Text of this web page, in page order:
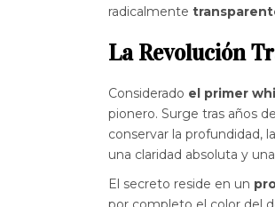
radicalmente
La Revolución
Considerado el primer
pionero. Surge tras años
conservar la profundidad,
una claridad absoluta y
El secreto reside en un